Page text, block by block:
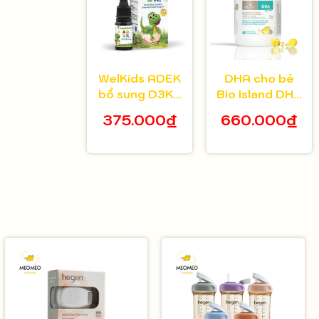
WelKids ADEK
bổ sung D3K2
Vitamin A, E hỗ
đề kháng, phát
375.000₫
DHA cho bé
Bio Island DHA
660.000₫